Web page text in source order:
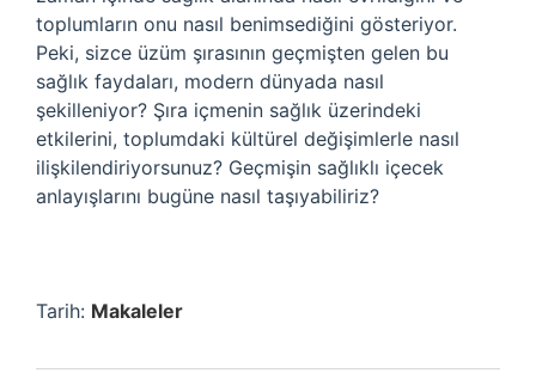
toplumların onu nasıl benimsediğini gösteriyor.
Peki, sizce üzüm şırasının geçmişten gelen bu
sağlık faydaları, modern dünyada nasıl
şekilleniyor? Şıra içmenin sağlık üzerindeki
etkilerini, toplumdaki kültürel değişimlerle nasıl
ilişkilendiriyorsunuz? Geçmişin sağlıklı içecek
anlayışlarını bugüne nasıl taşıyabiliriz?
Tarih: Makaleler